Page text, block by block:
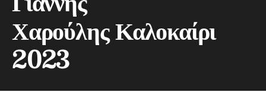
Χαρούλης Καλοκαίρι
2023